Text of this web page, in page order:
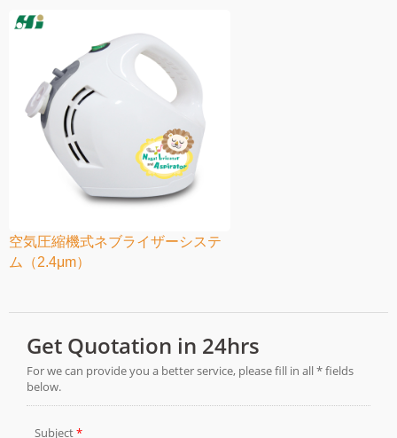
空気圧縮機式ネブライザーシステ
ム（2.4μm）